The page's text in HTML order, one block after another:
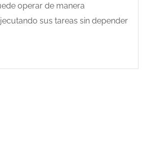
operar de manera
sus tareas sin depender